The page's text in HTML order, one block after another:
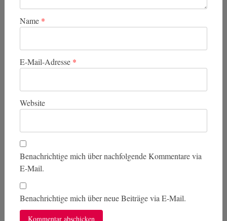
Name *
E-Mail-Adresse *
Website
Benachrichtige mich über nachfolgende Kommentare via
E-Mail.
Benachrichtige mich über neue Beiträge via E-Mail.